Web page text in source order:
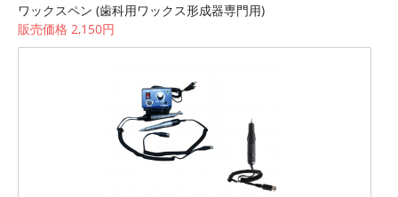
ワックスペン (歯科用ワックス形成器専門用)
販売価格 2,150円